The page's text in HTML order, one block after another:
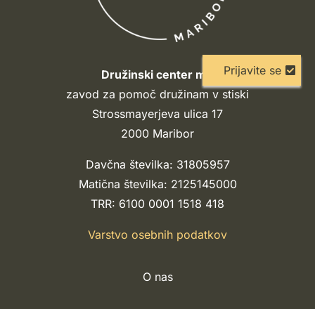
Družinski center mir
zavod za pomoč družinam v stiski
Strossmayerjeva ulica 17
2000 Maribor
Davčna številka: 31805957
Matična številka: 2125145000
TRR: 6100 0001 1518 418
Varstvo osebnih podatkov
O nas
Prijavite se